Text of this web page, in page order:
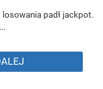
padł jackpot.